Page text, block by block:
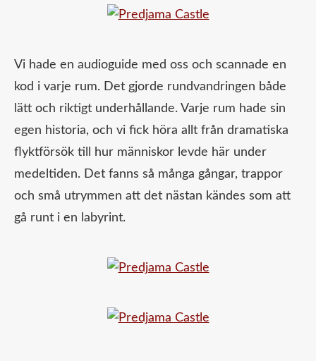
Vi hade en audioguide med oss och scannade en
kod i varje rum. Det gjorde rundvandringen både
lätt och riktigt underhållande. Varje rum hade sin
egen historia, och vi fick höra allt från dramatiska
flyktförsök till hur människor levde här under
medeltiden. Det fanns så många gångar, trappor
och små utrymmen att det nästan kändes som att
gå runt i en labyrint.